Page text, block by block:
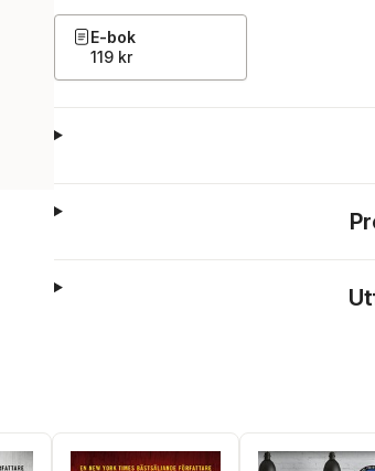
E-bok
119 kr